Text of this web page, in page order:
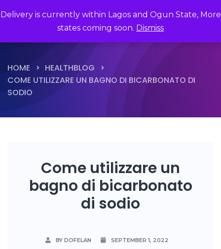
Delivery is currently within Lagos and Ogun State, More
states coming soon. Dismiss
HOME
HEALTHBLOG
COME UTILIZZARE UN BAGNO DI BICARBONATO DI
SODIO
Come utilizzare un
bagno di bicarbonato
di sodio
BY DOFELAN
SEPTEMBER 1, 2022